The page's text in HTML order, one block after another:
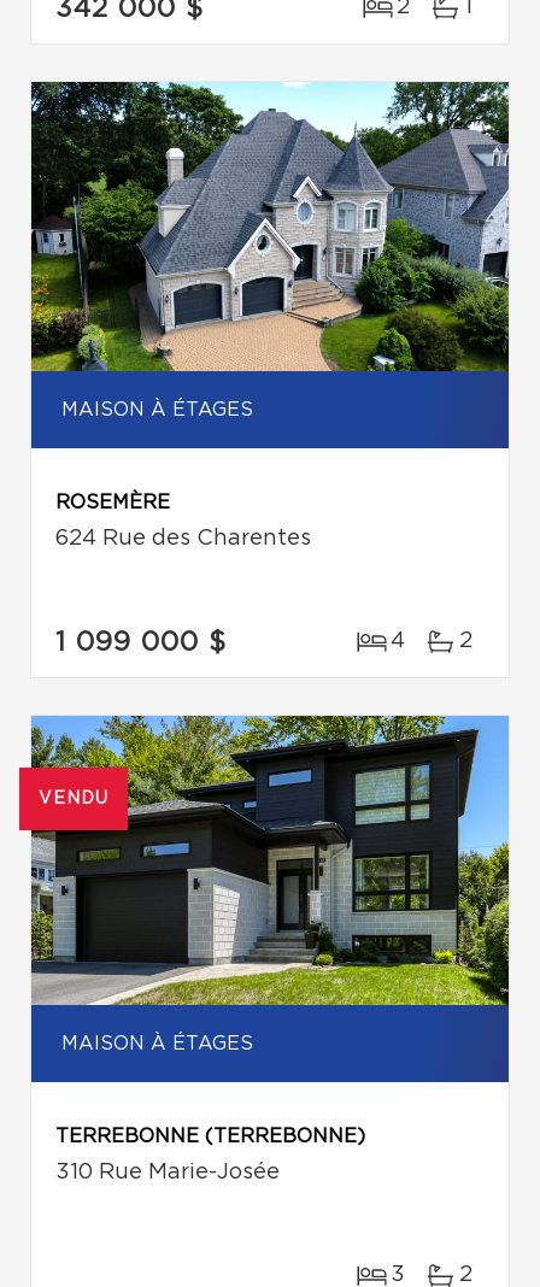
342 000 $ 2 1
MAISON À ÉTAGES
ROSEMÈRE
624 Rue des Charentes
1 099 000 $ 4 2
VENDU
MAISON À ÉTAGES
TERREBONNE (TERREBONNE)
310 Rue Marie-Josée
3 2